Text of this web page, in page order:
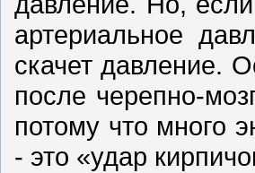
артериальное
скачет давление.
после черепно-
потому что много
- это «удар